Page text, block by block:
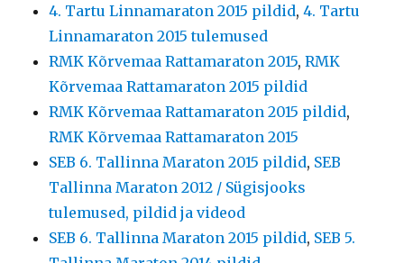
4. Tartu Linnamaraton 2015 pildid,4. Tartu
Linnamaraton 2015 tulemused
RMK Kõrvemaa Rattamaraton 2015,RMK
Kõrvemaa Rattamaraton 2015 pildid
RMK Kõrvemaa Rattamaraton 2015 pildid,
RMK Kõrvemaa Rattamaraton 2015
SEB 6. Tallinna Maraton 2015 pildid, SEB
Tallinna Maraton 2012 / Sügisjooks
tulemused, pildid ja videod
SEB 6. Tallinna Maraton 2015 pildid, SEB 5.